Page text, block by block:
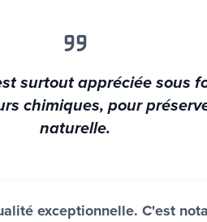
surtout appréciée sous
chimiques, pour
naturelle.
exceptionnelle. C'est